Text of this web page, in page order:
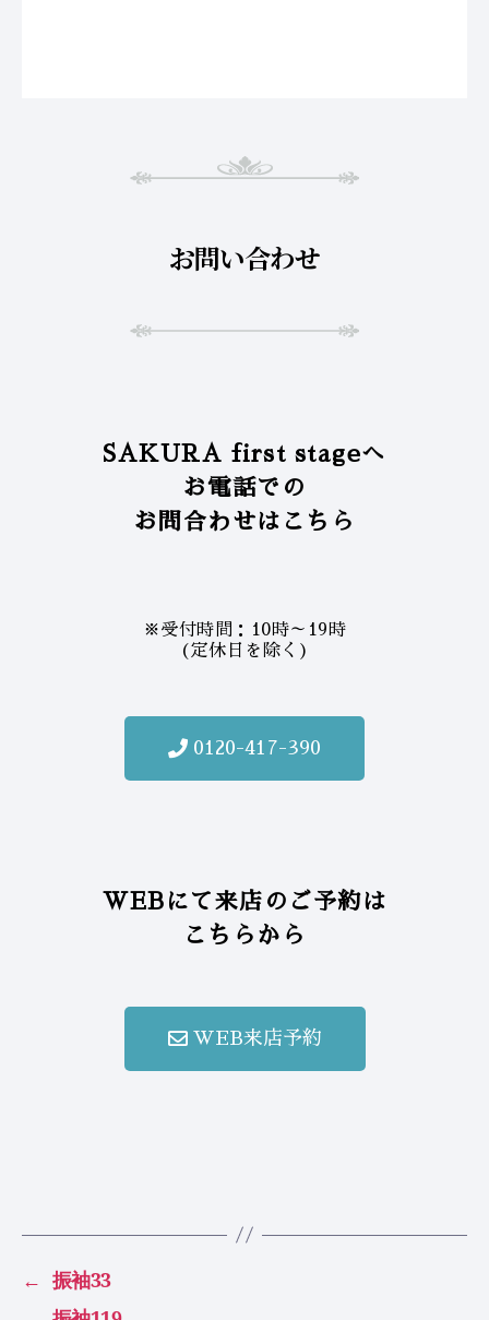
お問い合わせ
SAKURA first stageへ
お電話での
お問合わせはこちら
※受付時間：10時～19時
(定休日を除く)
0120-417-390
WEBにて来店のご予約は
こちらから
WEB来店予約
← 振袖33